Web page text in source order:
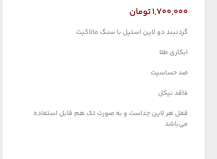
۱,۷۰۰,۰۰۰تومان
گردنبند دو لاین استیل با سنگ مالاکیت
ابکاری طلا
ضد حساسیت
فاقد نیکل
قفل هر لاین جداست و به صورت تک هم قابل استفاده
می‌باشد